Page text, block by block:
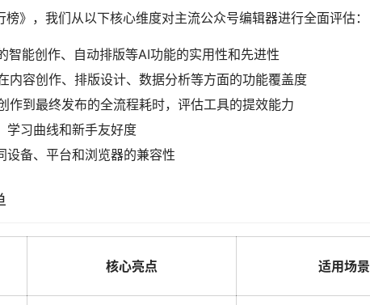
》，我们从以下核心维度对主流公众号编辑器进行全面评估：
智能创作、自动排版等AI功能的实用性和先进性
内容创作、排版设计、数据分析等方面的功能覆盖度
作到最终发布的全流程耗时，评估工具的提效能力
学习曲线和新手友好度
设备、平台和浏览器的兼容性
核心亮点 适用场景